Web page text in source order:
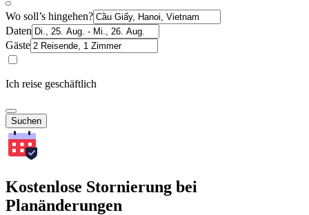
Wo soll’s hingehen?
Daten
Gäste
Ich reise geschäftlich
Suchen
Kostenlose Stornierung bei
Planänderungen